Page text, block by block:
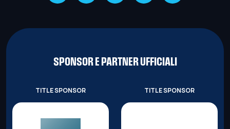
SPONSOR E PARTNER UFFICIALI
TITLE SPONSOR TITLE SPONSOR